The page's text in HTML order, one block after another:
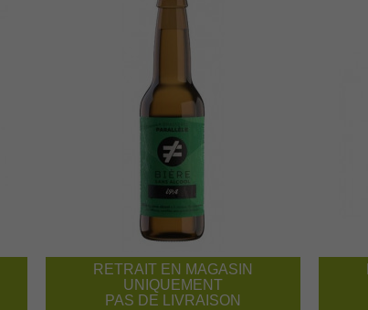
RETRAIT EN MAGASIN
UNIQUEMENT
PAS DE LIVRAISON